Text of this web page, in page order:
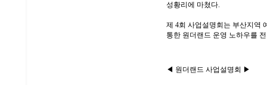
성황리에 마쳤다.
제 4회 사업설명회는 부산지역
통한 원더랜드 운영 노하우를
◀ 원더랜드 사업설명회 ▶